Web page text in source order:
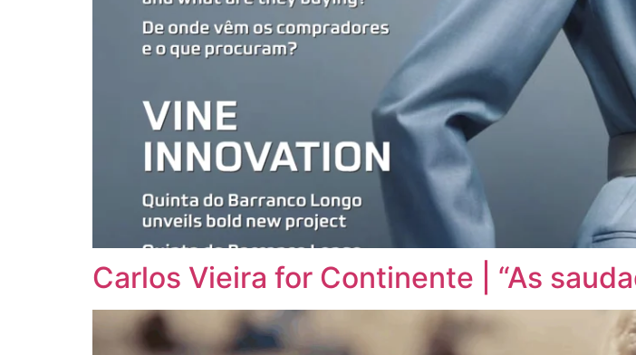
Carlos Vieira for Continente | “As